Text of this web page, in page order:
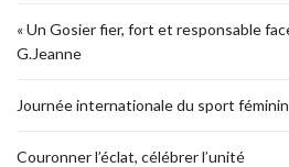
« Un Gosier fier, fort et responsable
G.Jeanne
Journée internationale du sport féminin
Couronner l’éclat, célébrer l’unité